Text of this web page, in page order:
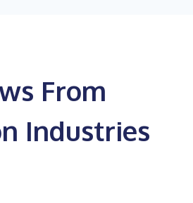
From
Industries